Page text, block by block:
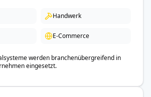
Handwerk
E-Commerce
werden branchenübergreifend in
eingesetzt.